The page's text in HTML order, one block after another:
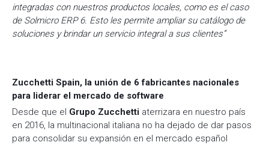
integradas con nuestros productos locales, como es el caso
de Solmicro ERP 6. Esto les permite ampliar su catálogo de
soluciones y brindar un servicio integral a sus clientes”
Zucchetti Spain, la unión de 6 fabricantes nacionales
para liderar el mercado de software
Desde que el Grupo Zucchetti aterrizara en nuestro país
en 2016, la multinacional italiana no ha dejado de dar pasos
para consolidar su expansión en el mercado español